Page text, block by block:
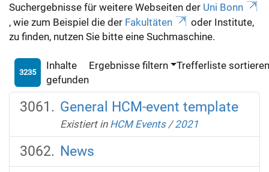
Suchergebnisse für weitere Webseiten der Uni Bonn
, wie zum Beispiel die der Fakultäten
oder Institute,
zu finden, nutzen Sie bitte eine Suchmaschine.
3235
Inhalte
gefunden
Ergebnisse filtern Trefferliste
General HCM-event template
Existiert in HCM Events /2021
News